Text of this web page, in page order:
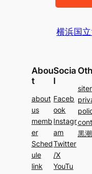
横浜国
Abou
t
about
us
memb
er
Sched
ule
link
Socia
l
Faceb
ook
Instagr
am
Twitter
/X
YouTu
黒